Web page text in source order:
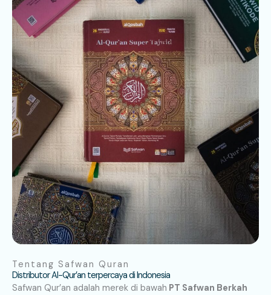
Tentang Safwan Quran
Distributor Al-Qur’an terpercaya di Indonesia
Safwan Qur’an adalah merek di bawah PT Safwan Berkah